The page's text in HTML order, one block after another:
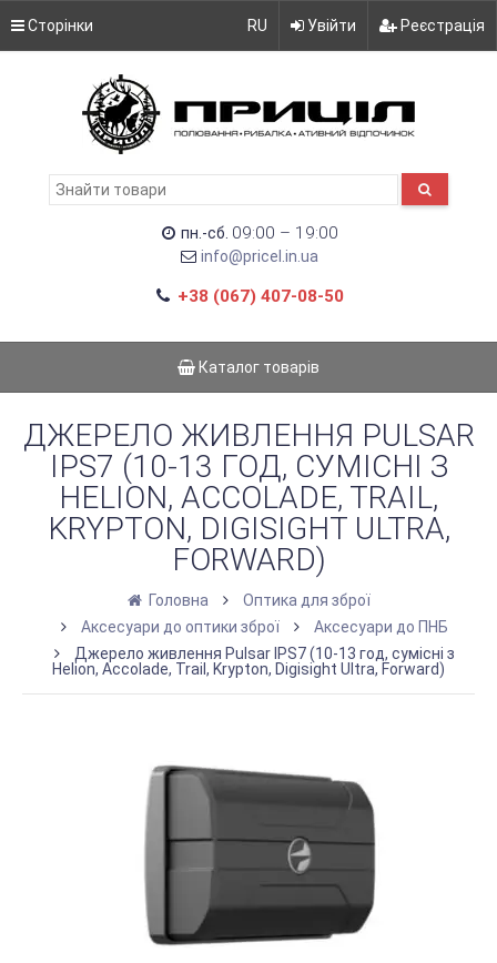
Сторінки RU Увійти Реєстрація
пн.-сб. 09:00 – 19:00
info@pricel.in.ua
+38 (067) 407-08-50
Каталог товарів
ДЖЕРЕЛО ЖИВЛЕННЯ PULSAR
IPS7 (10-13 ГОД, СУМІСНІ З
HELION, ACCOLADE, TRAIL,
KRYPTON, DIGISIGHT ULTRA,
FORWARD)
Головна
Оптика для зброї
Аксесуари до оптики зброї
Аксесуари до ПНБ
Джерело живлення Pulsar IPS7 (10-13 год, сумісні з
Helion, Accolade, Trail, Krypton, Digisight Ultra, Forward)